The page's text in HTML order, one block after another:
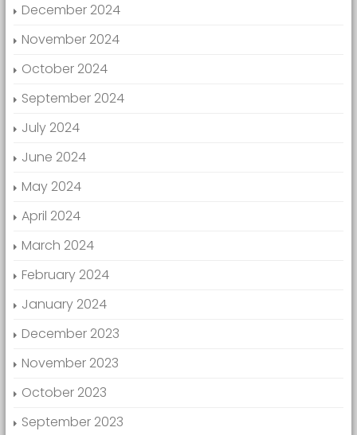
December 2024
November 2024
October 2024
September 2024
July 2024
June 2024
May 2024
April 2024
March 2024
February 2024
January 2024
December 2023
November 2023
October 2023
September 2023